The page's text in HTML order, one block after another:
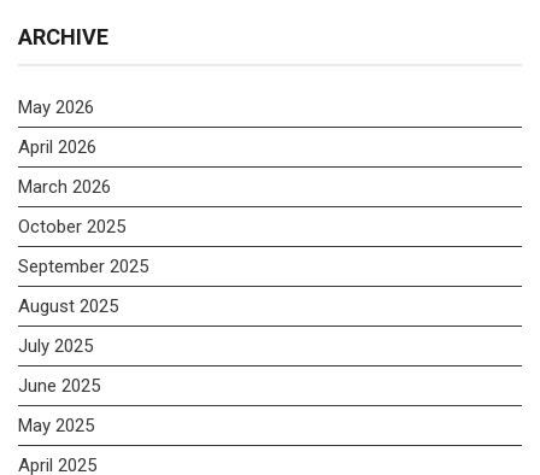
ARCHIVE
May 2026
April 2026
March 2026
October 2025
September 2025
August 2025
July 2025
June 2025
May 2025
April 2025